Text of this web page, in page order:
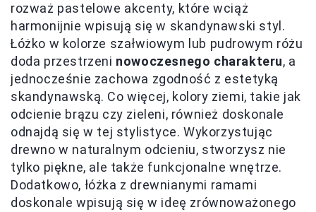
rozważ pastelowe akcenty, które wciąż
harmonijnie wpisują się w skandynawski styl.
Łóżko w kolorze szałwiowym lub pudrowym różu
doda przestrzeni nowoczesnego charakteru, a
jednocześnie zachowa zgodność z estetyką
skandynawską. Co więcej, kolory ziemi, takie jak
odcienie brązu czy zieleni, również doskonale
odnajdą się w tej stylistyce. Wykorzystując
drewno w naturalnym odcieniu, stworzysz nie
tylko piękne, ale także funkcjonalne wnętrze.
Dodatkowo, łóżka z drewnianymi ramami
doskonale wpisują się w ideę zrównoważonego